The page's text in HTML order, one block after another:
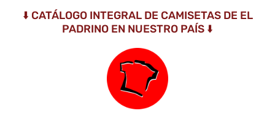
⬇️ CATÁLOGO INTEGRAL DE CAMISETAS DE EL
PADRINO EN NUESTRO PAÍS ⬇️